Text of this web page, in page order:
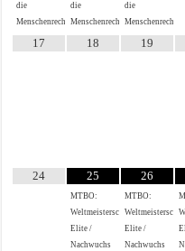
die
Menschenrechte
die
Menschenrechte
die
Menschenrechte
17 18 19
24 25
MTBO:
Weltmeisterschaften
Elite /
Nachwuchs
26
MTBO:
Elite /
Nachwuchs